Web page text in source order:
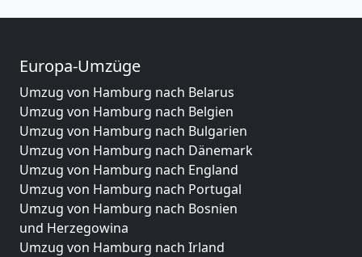
Europa-Umzüge
Umzug von Hamburg nach Belarus
Umzug von Hamburg nach Belgien
Umzug von Hamburg nach Bulgarien
Umzug von Hamburg nach Dänemark
Umzug von Hamburg nach England
Umzug von Hamburg nach Portugal
Umzug von Hamburg nach Bosnien
und Herzegowina
Umzug von Hamburg nach Irland